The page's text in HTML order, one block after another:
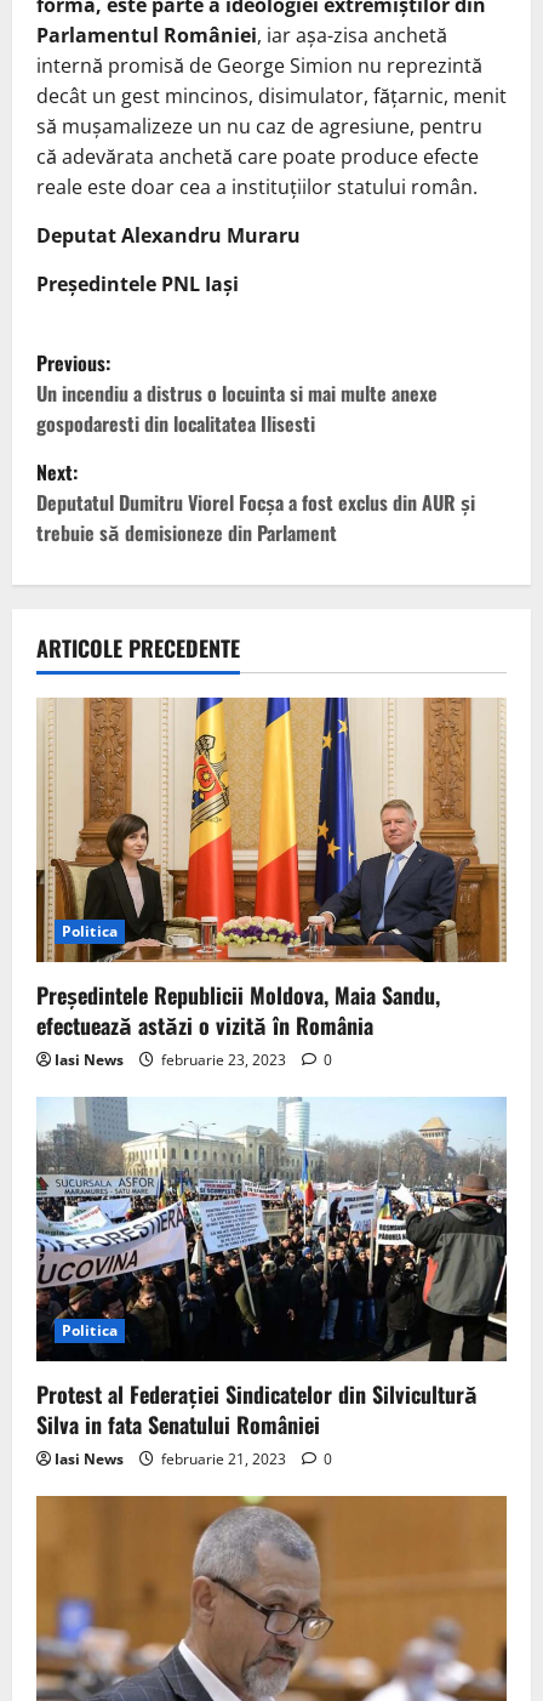
Parlamentul României, iar așa-zisa anchetă
internă promisă de George Simion nu reprezintă
decât un gest mincinos, disimulator, fățarnic, menit
să mușamalizeze un nu caz de agresiune, pentru
că adevărata anchetă care poate produce efecte
reale este doar cea a instituțiilor statului român.
Deputat Alexandru Muraru
Președintele PNL Iași
P
o
s
t
n
v
i
g
a
t
i
o
n
Previous:
Un incendiu a distrus o locuinta si mai multe anexe
gospodaresti din localitatea Ilisesti
Next:
Deputatul Dumitru Viorel Focșa a fost exclus din AUR și
trebuie să demisioneze din Parlament
ARTICOLE PRECEDENTE
Politica
Preşedintele Republicii Moldova, Maia Sandu,
efectuează astăzi o vizită în România
Iasi News februarie 23, 2023 0
Politica
Protest al Federaţiei Sindicatelor din Silvicultură
Silva in fata Senatului României
Iasi News februarie 21, 2023 0